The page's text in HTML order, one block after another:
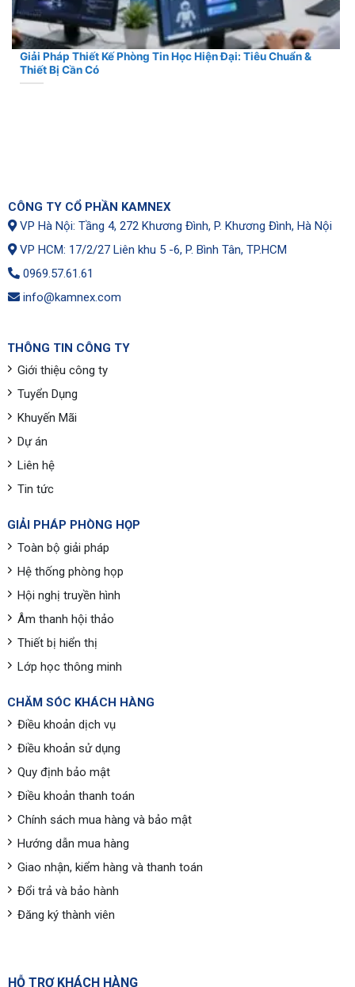
Giải Pháp Thiết Kế Phòng Tin Học Hiện Đại: Tiêu Chuẩn &
Thiết Bị Cần Có
CÔNG TY CỔ PHẦN KAMNEX
VP Hà Nội: Tầng 4, 272 Khương Đình, P. Khương Đình, Hà Nội
VP HCM: 17/2/27 Liên khu 5 -6, P. Bình Tân, TP.HCM
0969.57.61.61
info@kamnex.com
THÔNG TIN CÔNG TY
Giới thiệu công ty
Tuyển Dụng
Khuyến Mãi
Dự án
Liên hệ
Tin tức
GIẢI PHÁP PHÒNG HỌP
Toàn bộ giải pháp
Hệ thống phòng họp
Hội nghị truyền hình
Âm thanh hội thảo
Thiết bị hiển thị
Lớp học thông minh
CHĂM SÓC KHÁCH HÀNG
Điều khoản dịch vụ
Điều khoản sử dụng
Quy định bảo mật
Điều khoản thanh toán
Chính sách mua hàng và bảo mật
Hướng dẫn mua hàng
Giao nhận, kiểm hàng và thanh toán
Đổi trả và bảo hành
Đăng ký thành viên
HỖ TRỢ KHÁCH HÀNG